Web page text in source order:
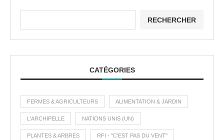
RECHERCHER
CATÉGORIES
FERMES & AGRICULTEURS ALIMENTATION & JARDIN
L'ARCHIPELLE NATIONS UNIS (UN)
PLANTES & ARBRES RFI - "C'EST PAS DU VENT"